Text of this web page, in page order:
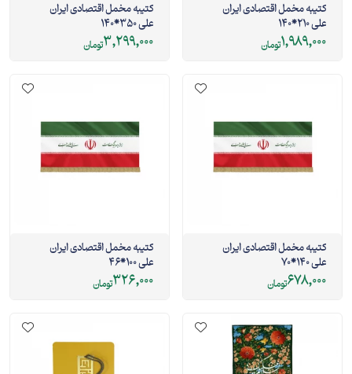
کتیبه مخمل اقتصادی ایران
علی 210*140
1,989,000تومان
کتیبه مخمل اقتصادی ایران
علی 350*140
3,299,000تومان
کتیبه مخمل اقتصادی ایران
علی 140*70
678,000تومان
کتیبه مخمل اقتصادی ایران
علی 100*46
326,000تومان